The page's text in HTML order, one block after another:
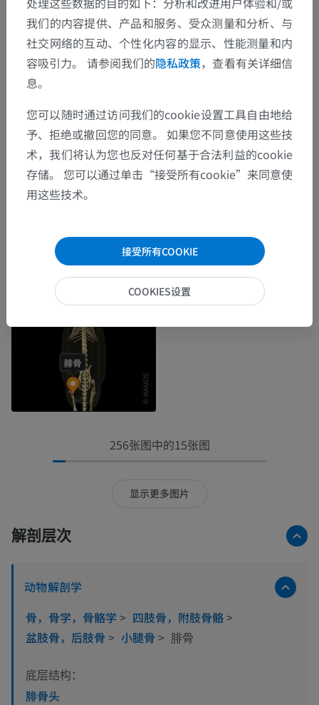
256张图中的15张图
显示更多图片
解剖层次
动物解剖学
骨，骨学，骨骼学 > 四肢骨，附肢骨骼>
盆肢骨，后肢骨 > 小腿骨 > 腓骨
底层结构：
腓骨头
我们的内容提供、产品和服务、受众测量和分析、与
社交网络的互动、个性化内容的显示、性能测量和内
容吸引力。 请参阅我们的隐私政策，查看有关详细信
息。
您可以随时通过访问我们的cookie设置工具自由地给
予、拒绝或撤回您的同意。 如果您不同意使用这些技
术，我们将认为您也反对任何基于合法利益的cookie
存储。 您可以通过单击“接受所有cookie”来同意使
用这些技术。
接受所有COOKIE
COOKIES设置